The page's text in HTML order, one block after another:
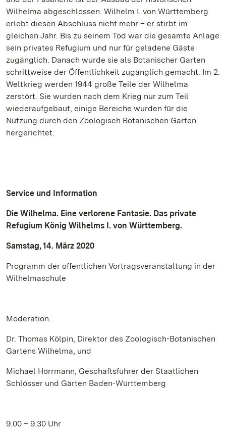
Wilhelma abgeschlossen. Wilhelm I. von Württemberg
erlebt diesen Abschluss nicht mehr – er stirbt im
gleichen Jahr. Bis zu seinem Tod war die gesamte Anlage
sein privates Refugium und nur für geladene Gäste
zugänglich. Danach wurde sie als Botanischer Garten
schrittweise der Öffentlichkeit zugänglich gemacht. Im 2.
Weltkrieg werden 1944 große Teile der Wilhelma
zerstört. Sie wurden nach dem Krieg nur zum Teil
wiederaufgebaut, einige Bereiche wurden für die
Nutzung durch den Zoologisch Botanischen Garten
hergerichtet.
Service und Information
Die Wilhelma. Eine verlorene Fantasie. Das private
Refugium König Wilhelms I. von Württemberg.
Samstag, 14. März 2020
Programm der öffentlichen Vortragsveranstaltung in der
Wilhelmaschule
Moderation:
Dr. Thomas Kölpin, Direktor des Zoologisch-Botanischen
Gartens Wilhelma, und
Michael Hörrmann, Geschäftsführer der Staatlichen
Schlösser und Gärten Baden-Württemberg
9.00 – 9.30 Uhr